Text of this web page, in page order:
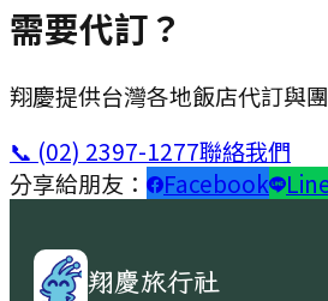
需要代訂？
翔慶提供台灣各地飯店代訂與
📞 (02) 2397-1277聯絡我們
分享給朋友：
Facebook
翔慶旅行社